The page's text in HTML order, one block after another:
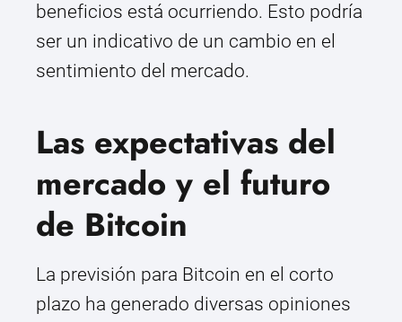
beneficios está ocurriendo. Esto podría
ser un indicativo de un cambio en el
sentimiento del mercado.
Las expectativas del
mercado y el futuro
de Bitcoin
La previsión para Bitcoin en el corto
plazo ha generado diversas opiniones